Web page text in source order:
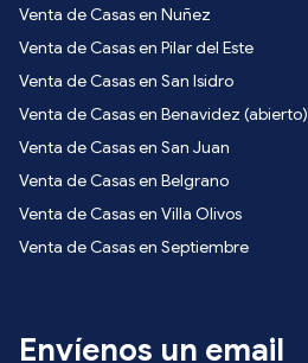
Venta de Casas en Nuñez
Venta de Casas en Pilar del Este
Venta de Casas en San Isidro
Venta de Casas en Benavidez (abierto)
Venta de Casas en San Juan
Venta de Casas en Belgrano
Venta de Casas en Villa Olivos
Venta de Casas en Septiembre
Envíenos un email